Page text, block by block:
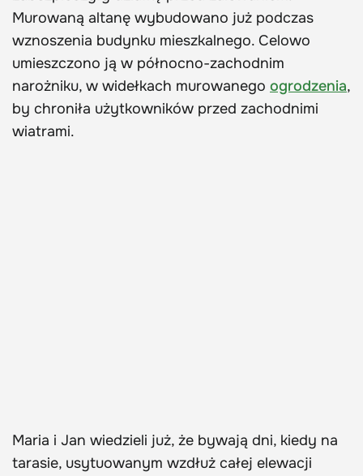
Murowaną altanę wybudowano już podczas
wznoszenia budynku mieszkalnego. Celowo
umieszczono ją w północno-zachodnim
narożniku, w widełkach murowanego ogrodzenia,
by chroniła użytkowników przed zachodnimi
wiatrami.
Maria i Jan wiedzieli już, że bywają dni, kiedy na
tarasie, usytuowanym wzdłuż całej elewacji